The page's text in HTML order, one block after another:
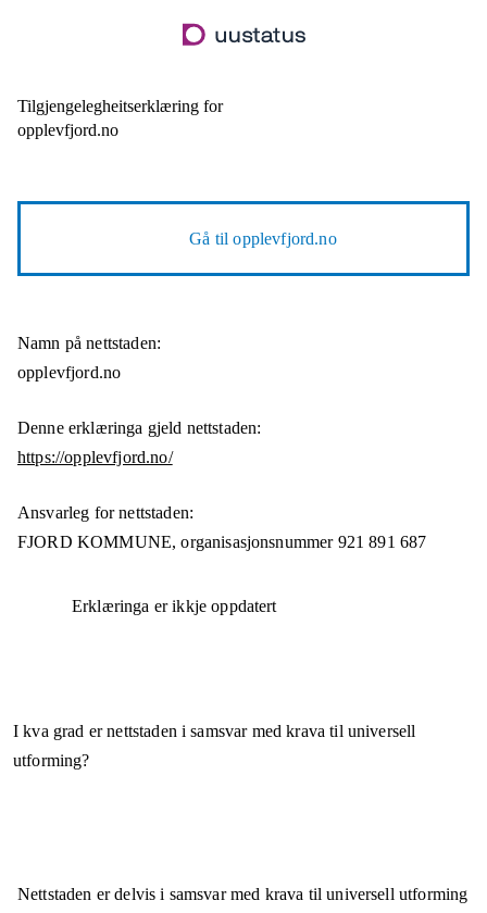
til
Tilgjengelegheitserklæring for
opplevfjord.no
Gå tilopplevfjord.no
Namn på nettstaden:
opplevfjord.no
Denne erklæringa gjeld nettstaden:
https://opplevfjord.no/
Ansvarleg for nettstaden:
FJORD KOMMUNE,organisasjonsnummer 921 891 687
Erklæringa er ikkje oppdatert
I kva grad er nettstaden i samsvar med krava til universell
utforming?
Nettstaden erdelvis i samsvarmed krava til universell utforming